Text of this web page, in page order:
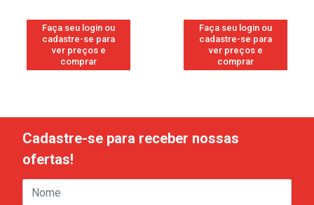
Faça seu login ou
cadastre-se para
ver preços e
comprar
Faça seu login ou
cadastre-se para
ver preços e
comprar
Cadastre-se para receber nossas
ofertas!